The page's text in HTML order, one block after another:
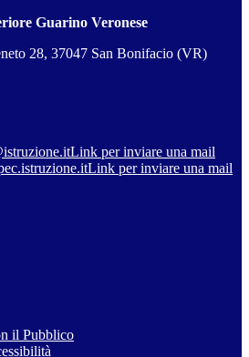
Guarino Veronese
28, 37047 San Bonifacio (VR)
Link per inviare una mail
Link per inviare una mail
il Pubblico